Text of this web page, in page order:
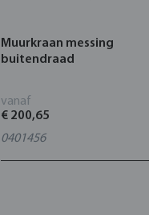
Muurkraan messing
buitendraad
vanaf
€ 200,65
0401456